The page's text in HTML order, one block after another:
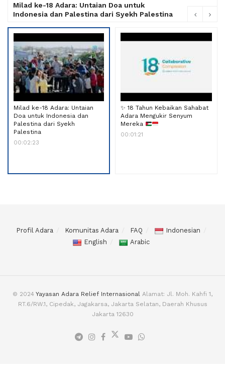
Milad ke-18 Adara: Untaian Doa untuk
Indonesia dan Palestina dari Syekh Palestina
Milad ke-18 Adara: Untaian
Doa untuk Indonesia dan
Palestina dari Syekh
Palestina
00:02:23
✨ 18 Tahun Kebaikan Sahabat
Adara Mengukir Senyum
Mereka
00:01:21
Profil Adara Komunitas Adara FAQ
Indonesian
English
Arabic
© 2024 Yayasan Adara Relief Internasional Alamat: Jl. Moh. Kahfi 1,
RT.6/RW.1, Cipedak, Jagakarsa, Jakarta Selatan, Daerah Khusus
Jakarta 12630